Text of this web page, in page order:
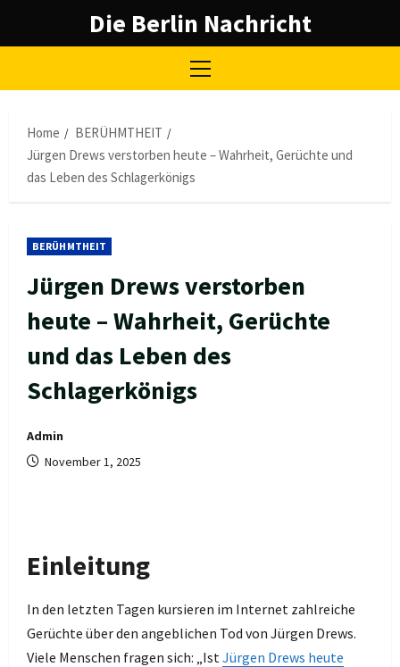
Die Berlin Nachricht
Primary
Home
BERÜHMTHEIT
Jürgen Drews verstorben heute – Wahrheit, Gerüchte und
das Leben des Schlagerkönigs
BERÜHMTHEIT
Jürgen Drews verstorben
heute – Wahrheit, Gerüchte
und das Leben des
Schlagerkönigs
Admin
November 1, 2025
Einleitung
In den letzten Tagen kursieren im Internet zahlreiche
Gerüchte über den angeblichen Tod von Jürgen Drews.
Viele Menschen fragen sich: „IstJürgen Drews heute